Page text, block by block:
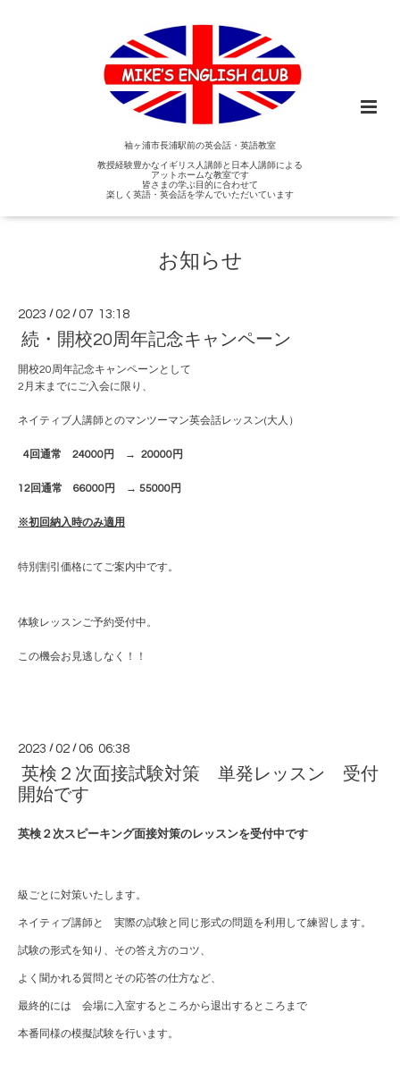
袖ヶ浦市長浦駅前の英会話・英語教室
教授経験豊かなイギリス人講師と日本人講師による
アットホームな教室です
皆さまの学ぶ目的に合わせて
楽しく英語・英会話を学んでいただいています
お知らせ
2023 /02 /07 13:18
続・開校20周年記念キャンペーン
開校20周年記念キャンペーンとして
2月末までにご入会に限り、
ネイティブ人講師とのマンツーマン英会話レッスン(大人）
4回通常 24000円 → 20000円
12回通常 66000円 → 55000円
※初回納入時のみ適用
特別割引価格にてご案内中です。
体験レッスンご予約受付中。
この機会お見逃しなく！！
2023 /02 /06 06:38
英検２次面接試験対策 単発レッスン 受付
開始です
英検２次スピーキング面接対策のレッスンを受付中です
級ごとに対策いたします。
ネイティブ講師と 実際の試験と同じ形式の問題を利用して練習します。
試験の形式を知り、その答え方のコツ、
よく聞かれる質問とその応答の仕方など、
最終的には 会場に入室するところから退出するところまで
本番同様の模擬試験を行います。